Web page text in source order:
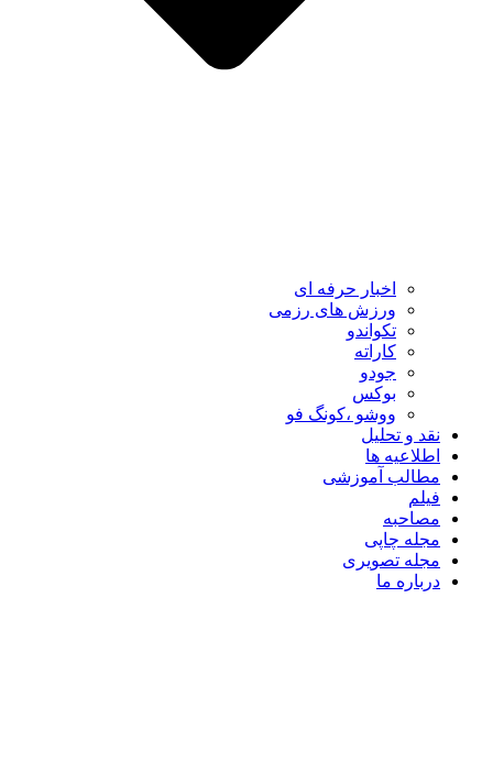
اخبار حرفه ای
ورزش های رزمی
تکواندو
کاراته
جودو
بوکس
ووشو ،کونگ فو
نقد و تحلیل
اطلاعیه ها
مطالب آموزشی
فیلم
مصاحبه
مجله چاپی
مجله تصویری
درباره ما